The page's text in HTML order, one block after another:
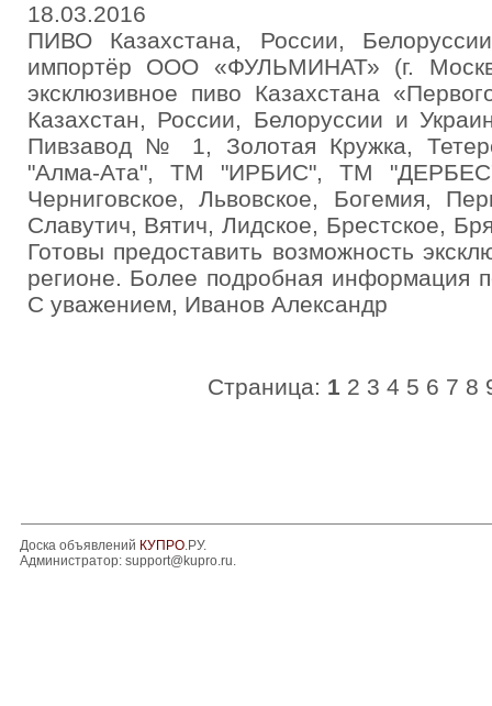
18.03.2016
ПИВО Казахстана, России,
импортёр ООО «ФУЛЬМИНАТ» (г.
эксклюзивное пиво Казахстана
Казахстан, России, Белоруссии и
Пивзавод № 1, Золотая Кружка,
"Алма-Ата", ТМ "ИРБИС", ТМ
Черниговское, Львовское, Богемия,
Славутич, Вятич, Лидское, Брестское,
Готовы предоставить возможность
регионе. Более подробная информация
С уважением, Иванов Александр
Страница: 1 2 3 4 5 6 7 8
Доска объявлений КУПРО.РУ.
Администратор: support@kupro.ru.